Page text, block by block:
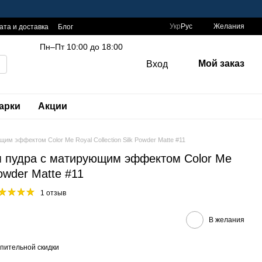
и доставка
Блог
Укр Рус Желания
Пн–Пт 10:00 до 18:00
Вход Мой заказ
Акции
эффектом Color Me Royal Collection Silk Powder Matte #11
пудра с матирующим эффектом Color Me
Matte #11
1 отзыв
В желания
скидки